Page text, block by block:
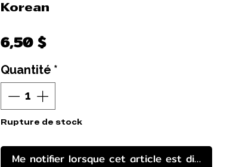
Korean
6,50 $Prix
Quantité *
Rupture de stock
Me notifier lorsque cet article est disponible